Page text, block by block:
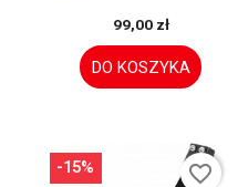
99,00 zł
DO KOSZYKA
-15% favorite_border